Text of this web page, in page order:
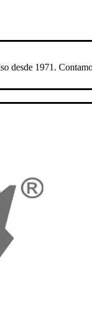
1971.